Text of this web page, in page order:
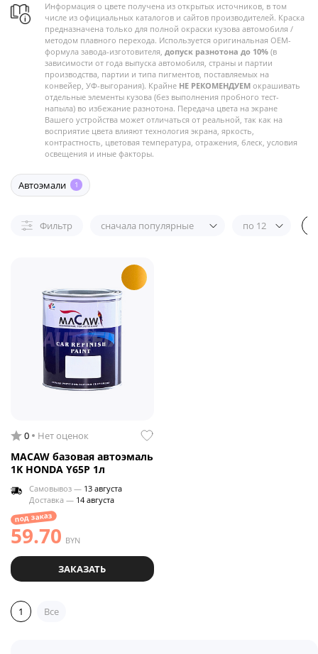
Информация о цвете получена из открытых источников, в том
числе из официальных каталогов и сайтов производителей. Краска
предназначена только для полной окраски кузова автомобиля /
методом плавного перехода. Используется оригинальная OEM-
формула завода-изготовителя, допуск разнотона до 10% (в
зависимости от года выпуска автомобиля, страны и партии
производства, партии и типа пигментов, поставляемых на
конвейер, УФ-выгорания). Крайне НЕ РЕКОМЕНДУЕМ окрашивать
отдельные элементы кузова (без выполнения пробного тест-
напыла) во избежание разнотона. Передача цвета на экране
Вашего устройства может отличаться от реальной, так как на
восприятие цвета влияют технология экрана, яркость,
контрастность, цветовая температура, отражения, блеск, условия
освещения и иные факторы.
Автоэмали 1
Фильтр сначала популярные по 12
0 Нет оценок
MACAW базовая автоэмаль
1K HONDA Y65P 1л
Самовывоз — 13 августа
Доставка — 14 августа
под заказ
59.70 BYN
ЗАКАЗАТЬ
1 Все